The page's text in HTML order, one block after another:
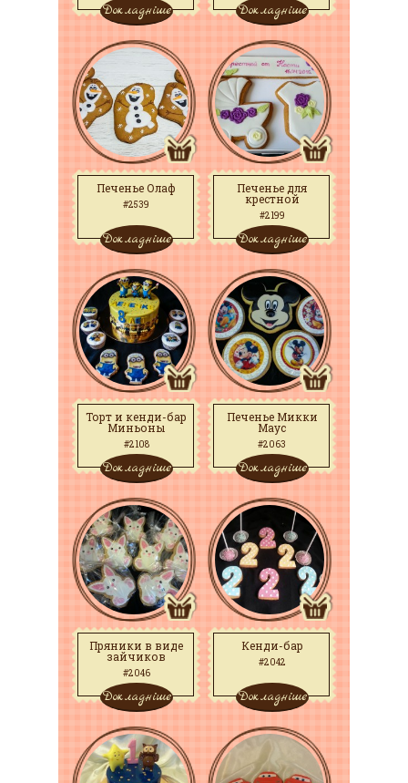
#2795
Докладніше Докладніше
Печенье Олаф
#2539
Докладніше
Печенье для
крестной
#2199
Докладніше
Торт и кенди-бар
Миньоны
#2108
Докладніше
Печенье Микки
Маус
#2063
Докладніше
Пряники в виде
зайчиков
#2046
Докладніше
Кенди-бар
#2042
Докладніше